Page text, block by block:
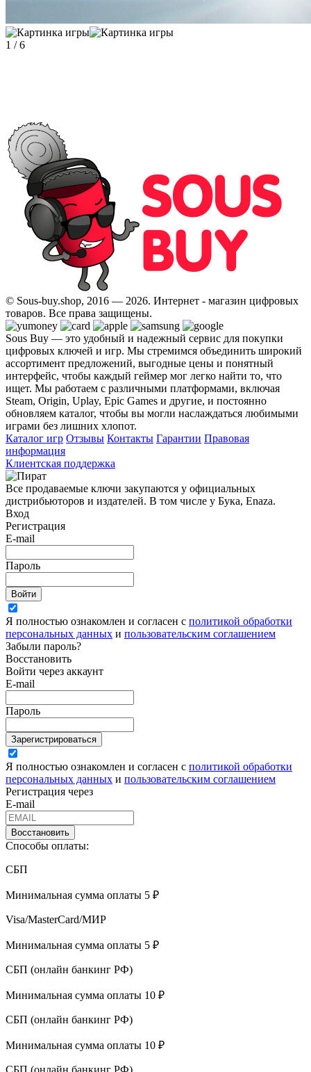
1 /6
© Sous-buy.shop, 2016 — 2026. Интернет - магазин цифровых
товаров. Все права защищены.
Sous Buy — это удобный и надежный сервис для покупки
цифровых ключей и игр. Мы стремимся объединить широкий
ассортимент предложений, выгодные цены и понятный
интерфейс, чтобы каждый геймер мог легко найти то, что
ищет. Мы работаем с различными платформами, включая
Steam, Origin, Uplay, Epic Games и другие, и постоянно
обновляем каталог, чтобы вы могли наслаждаться любимыми
играми без лишних хлопот.
Каталог игр Отзывы Контакты Гарантии Правовая
информация
Клиентская поддержка
Все продаваемые ключи закупаются у официальных
дистрибьюторов и издателей. В том числе у Бука, Enaza.
Вход
Регистрация
E-mail
Пароль
Войти
Я полностью ознакомлен и согласен с политикой обработки
персональных данных и пользовательским соглашением
Забыли пароль?
Восстановить
Войти через аккаунт
E-mail
Пароль
Зарегистрироваться
Я полностью ознакомлен и согласен с политикой обработки
персональных данных и пользовательским соглашением
Регистрация через
E-mail
Восстановить
Способы оплаты:
СБП
Минимальная сумма оплаты 5 ₽
Visa/MasterCard/МИР
Минимальная сумма оплаты 5 ₽
СБП (онлайн банкинг РФ)
Минимальная сумма оплаты 10 ₽
СБП (онлайн банкинг РФ)
Минимальная сумма оплаты 10 ₽
СБП (онлайн банкинг РФ)